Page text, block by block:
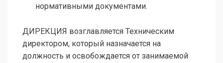
нормативными документами.
ДИРЕКЦИЯ возглавляется Техническим
директором, который назначается на
должность и освобождается от занимаемой